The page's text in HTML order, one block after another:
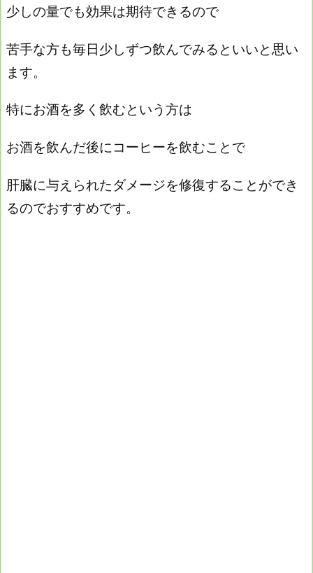
少しの量でも効果は期待できるので
苦手な方も毎日少しずつ飲んでみるといいと思い
ます。
特にお酒を多く飲むという方は
お酒を飲んだ後にコーヒーを飲むことで
肝臓に与えられたダメージを修復することができ
るのでおすすめです。